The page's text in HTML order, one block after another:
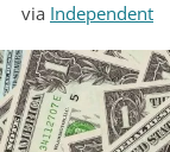
via Independent